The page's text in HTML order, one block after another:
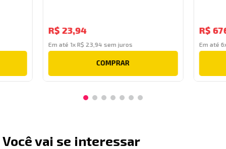
R$ 23,94
Em até 1x R$ 23 94 sem juros
COMPRAR
R$
Em até 6
Você vai se interessar